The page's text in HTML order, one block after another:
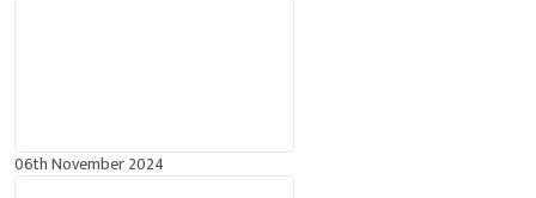
06th November 2024